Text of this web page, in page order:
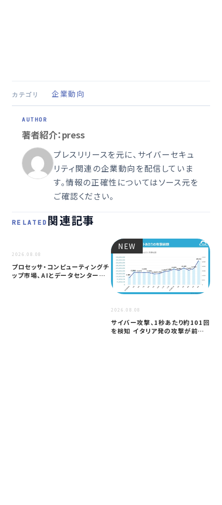
カテゴリ 企業動向
著者紹介：press
プレスリリースを元に、サイバーセキュ
リティ関連の企業動向を配信していま
す。情報の正確性についてはソース元を
ご確認ください。
RELATED 関連記事
2026.08.08
プロセッサ・コンピューティングチ
ップ市場、AIとデータセンター需
NEW
2026.08.08
サイバー攻撃、1秒あたり約101回
を検知 イタリア発の攻撃が前年